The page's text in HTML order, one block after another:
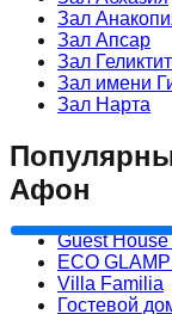
Зал
Зал Апсар
Зал
Зал имени
Зал Нарта
Афон
Guest
ECO
Villa Familia
Гостевой